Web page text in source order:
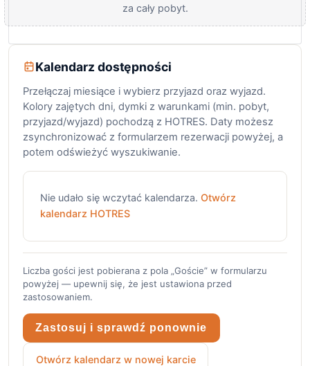
za cały pobyt.
Kalendarz dostępności
Przełączaj miesiące i wybierz przyjazd oraz wyjazd.
Kolory zajętych dni, dymki z warunkami (min. pobyt,
przyjazd/wyjazd) pochodzą z HOTRES. Daty możesz
zsynchronizować z formularzem rezerwacji powyżej, a
potem odświeżyć wyszukiwanie.
Nie udało się wczytać kalendarza. Otwórz
kalendarz HOTRES
Liczba gości jest pobierana z pola „Goście” w formularzu
powyżej — upewnij się, że jest ustawiona przed
zastosowaniem.
Zastosuj i sprawdź ponownie
Otwórz kalendarz w nowej karcie